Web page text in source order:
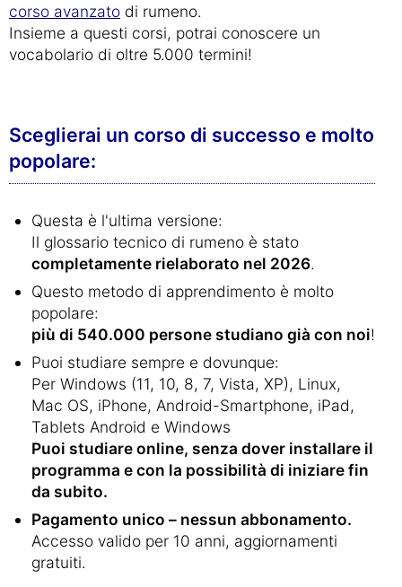
corso avanzato di rumeno.
Insieme a questi corsi, potrai conoscere un
vocabolario di oltre 5.000 termini!
Sceglierai un corso di successo e molto
popolare:
Questa è l'ultima versione:
Il glossario tecnico di rumeno è stato
completamente rielaborato nel 2026.
Questo metodo di apprendimento è molto
popolare:
più di 540.000 persone studiano già con noi!
Puoi studiare sempre e dovunque:
Per Windows (11, 10, 8, 7, Vista, XP), Linux,
Mac OS, iPhone, Android-Smartphone, iPad,
Tablets Android e Windows
Puoi studiare online, senza dover installare il
programma e con la possibilità di iniziare fin
da subito.
Pagamento unico – nessun abbonamento.
Accesso valido per 10 anni, aggiornamenti
gratuiti.